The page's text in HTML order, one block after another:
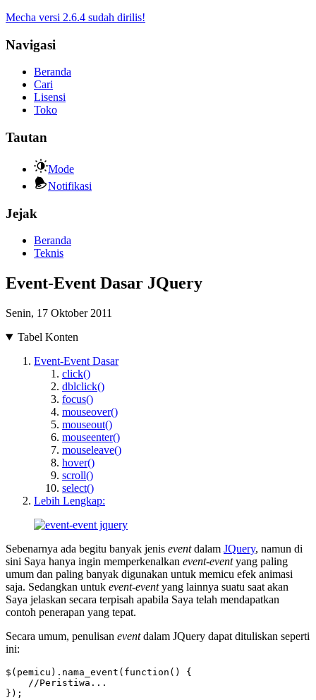
Mecha versi 2.6.4 sudah dirilis!
Navigasi
Beranda
Cari
Lisensi
Toko
Tautan
Mode
Notifikasi
Jejak
Beranda
Teknis
Event-Event Dasar JQuery
Senin, 17 Oktober 2011
Tabel Konten
Event-Event Dasar
click()
dblclick()
focus()
mouseover()
mouseout()
mouseenter()
mouseleave()
hover()
scroll()
select()
Lebih Lengkap:
Sebenarnya ada begitu banyak jenis eventdalam JQuery, namun di
sini Saya hanya ingin memperkenalkan event-eventyang paling
umum dan paling banyak digunakan untuk memicu efek animasi
saja. Sedangkan untuk event-eventyang lainnya suatu saat akan
Saya jelaskan secara terpisah apabila Saya telah mendapatkan
contoh penerapan yang tepat.
Secara umum, penulisan eventdalam JQuery dapat dituliskan seperti
ini:
$(pemicu).nama_event(function() {
    //Peristiwa...
});